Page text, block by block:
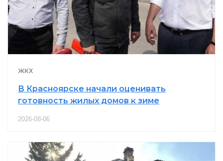
ЖКХ
В Красноярске начали оценивать
готовность жилых домов к зиме
2026-08-06